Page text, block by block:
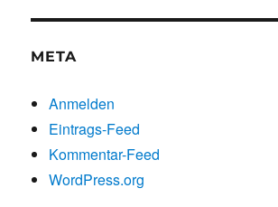
META
Anmelden
Eintrags-Feed
Kommentar-Feed
WordPress.org